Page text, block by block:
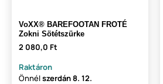
VoXX® BAREFOOTAN FROTÉ
Zokni Sötétszürke
2 080,0 Ft
Raktáron
Önnélszerdán8. 12.